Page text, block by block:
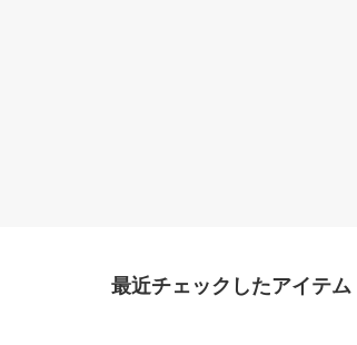
最近チェックしたアイテム